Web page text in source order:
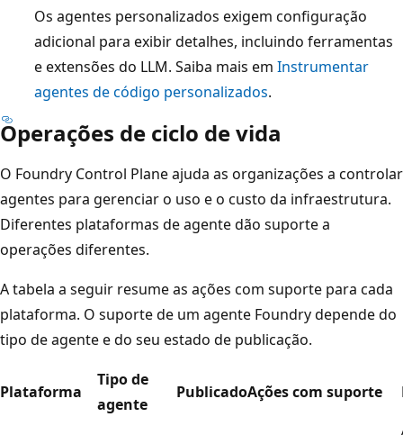
Os agentes personalizados exigem configuração
adicional para exibir detalhes, incluindo ferramentas
e extensões do LLM. Saiba mais em Instrumentar
agentes de código personalizados.
Operações de ciclo de vida
O Foundry Control Plane ajuda as organizações a controlar
agentes para gerenciar o uso e o custo da infraestrutura.
Diferentes plataformas de agente dão suporte a
operações diferentes.
A tabela a seguir resume as ações com suporte para cada
plataforma. O suporte de um agente Foundry depende do
tipo de agente e do seu estado de publicação.
Plataforma
Tipo de
agente
PublicadoAções com suporte